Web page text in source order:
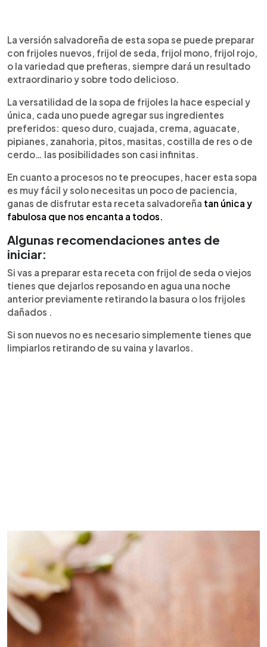
La versión salvadoreña de esta sopa se puede preparar
con frijoles nuevos, frijol de seda, frijol mono, frijol rojo,
o la variedad que prefieras, siempre dará un resultado
extraordinario y sobre todo delicioso.
La versatilidad de la sopa de frijoles la hace especial y
única, cada uno puede agregar sus ingredientes
preferidos: queso duro, cuajada, crema, aguacate,
pipianes, zanahoria, pitos, masitas, costilla de res o de
cerdo… las posibilidades son casi infinitas.
En cuanto a procesos no te preocupes, hacer esta sopa
es muy fácil y solo necesitas un poco de paciencia,
ganas de disfrutar esta receta salvadoreña tan única y
fabulosa que nos encanta a todos.
Algunas recomendaciones antes de
iniciar:
Si vas a preparar esta receta con frijol de seda o viejos
tienes que dejarlos reposando en agua una noche
anterior previamente retirando la basura o los frijoles
dañados .
Si son nuevos no es necesario simplemente tienes que
limpiarlos retirando de su vaina y lavarlos.